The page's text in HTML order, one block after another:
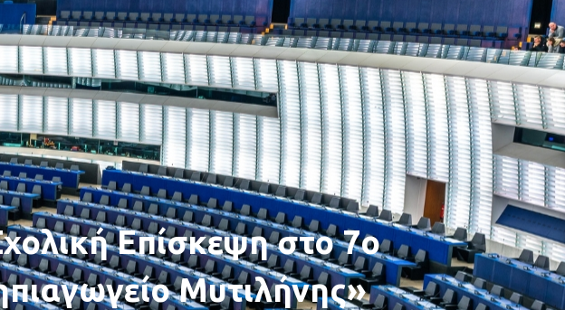
Επίσκεψη στο 7ο
Μυτιλήνης»